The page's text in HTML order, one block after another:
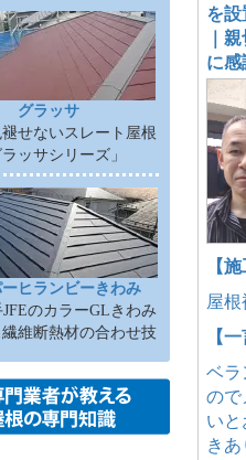
グラッサ
せないスレート屋根
ラッサシリーズ」
ヒランビーきわみ
のカラーGLきわみ
繊維断熱材の合わせ技
を
｜
に感
【
屋
【
ベラ
ので
い
きあ